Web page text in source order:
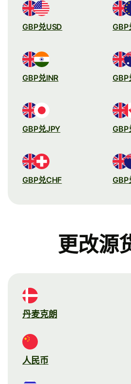
GBP兑USD GBP
GBP兑INR GBP
GBP兑JPY GBP
GBP兑CHF GBP
更改源
丹麦克朗
人民币